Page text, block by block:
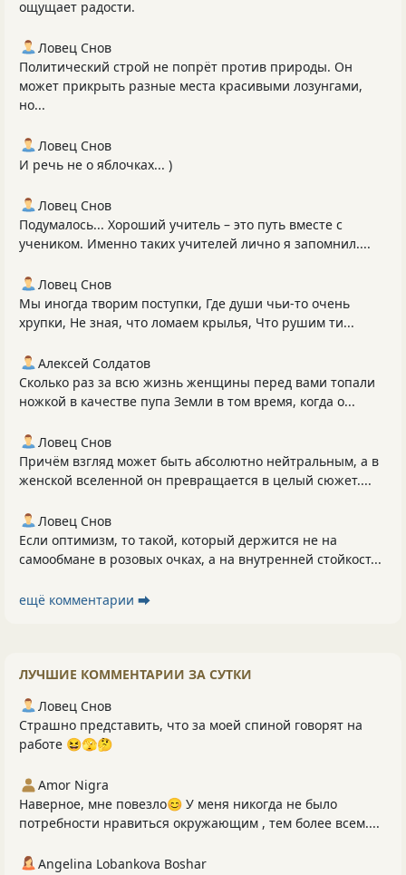
ощущает радости.
Ловец Снов
Политический строй не попрёт против природы. Он
может прикрыть разные места красивыми лозунгами,
но...
Ловец Снов
И речь не о яблочках... )
Ловец Снов
Подумалось... Хороший учитель – это путь вместе с
учеником. Именно таких учителей лично я запомнил....
Ловец Снов
Мы иногда творим поступки, Где души чьи-то очень
хрупки, Не зная, что ломаем крылья, Что рушим ти...
Алексей Солдатов
Сколько раз за всю жизнь женщины перед вами топали
ножкой в качестве пупа Земли в том время, когда о...
Ловец Снов
Причём взгляд может быть абсолютно нейтральным, а в
женской вселенной он превращается в целый сюжет....
Ловец Снов
Если оптимизм, то такой, который держится не на
самообмане в розовых очках, а на внутренней стойкост...
ещё комментарии ⮕
ЛУЧШИЕ КОММЕНТАРИИ ЗА СУТКИ
Ловец Снов
Страшно представить, что за моей спиной говорят на
работе 😆🫣🤔
Amor Nigra
Наверное, мне повезло😊 У меня никогда не было
потребности нравиться окружающим , тем более всем....
Angelina Lobankova Boshar